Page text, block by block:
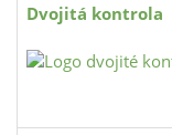
Dvojitá kontrola